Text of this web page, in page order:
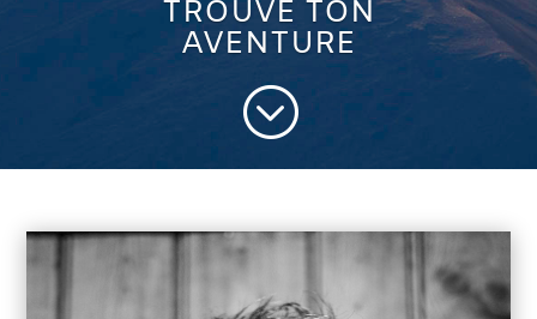
TROUVE TON
AVENTURE
;